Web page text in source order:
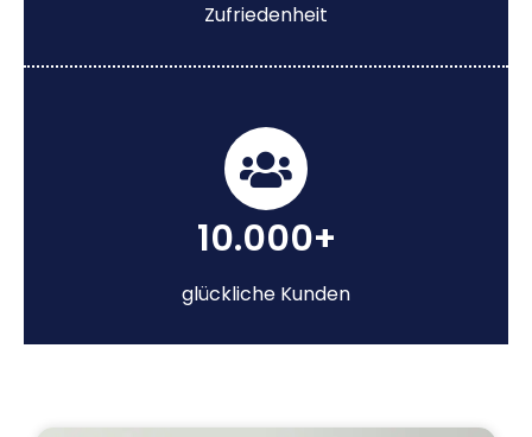
Zufriedenheit
10.000+
glückliche Kunden